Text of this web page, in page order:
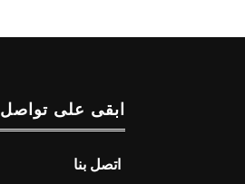
ابقى على تواصل
اتصل بنا